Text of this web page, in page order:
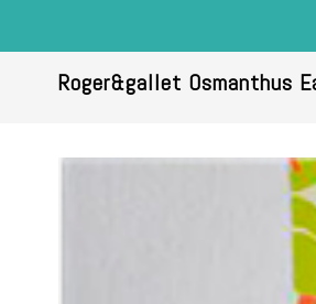
Roger&gallet Osmanthus